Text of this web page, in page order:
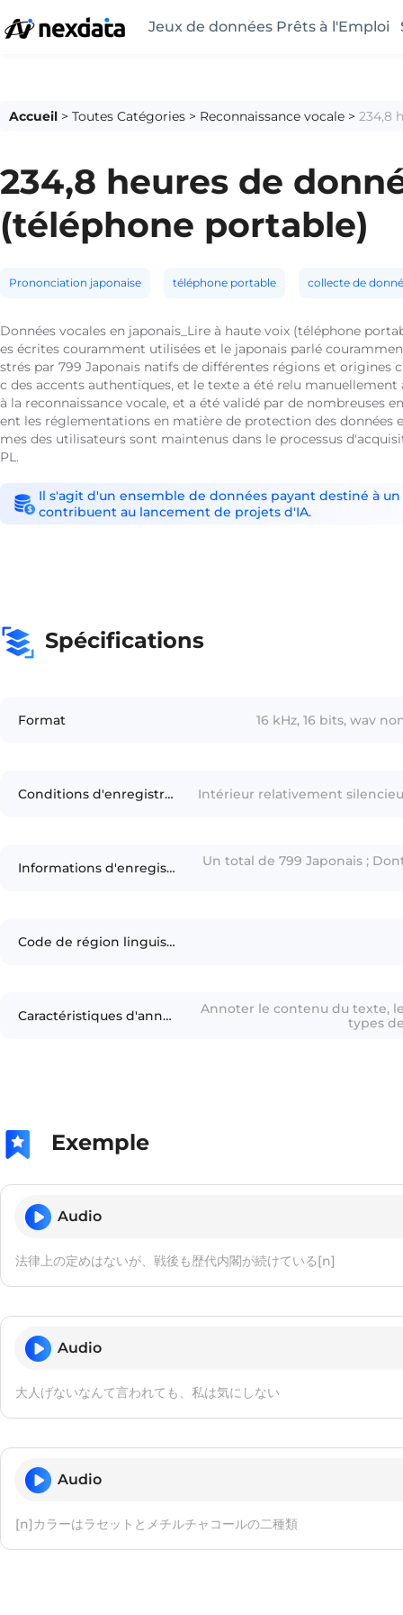
Jeux de données Prêts à l'Emploi
Accueil > Toutes Catégories > Reconnaissance vocale > 234,8
234,8 heures de
(téléphone portable)
Prononciation japonaise téléphone portable collecte de
Données vocales en japonais_Lire à haute voix (téléphone
es écrites couramment utilisées et le japonais parlé
strés par 799 Japonais natifs de différentes régions et origines
c des accents authentiques, et le texte a été relu
à la reconnaissance vocale, et a été validé par de nombreuses
ent les réglementations en matière de protection des
mes des utilisateurs sont maintenus dans le processus
PL.
Il s'agit d'un ensemble de données payant destiné à
contribuent au lancement de projets d'IA.
Spécifications
Format 16 kHz, 16 bits, wav
Conditions d'enregistrement Intérieur relativement
Informations d'enregisteur Un total de 799 Japonais ;
Code de région linguistique
Caractéristiques d'annotation
Annoter le contenu du texte,
types
Exemple
Audio
法律上の定めはないが、戦後も歴代内閣が続けている[n]
Audio
大人げないなんて言われても、私は気にしない
Audio
[n]カラーはラセットとメチルチャコールの二種類